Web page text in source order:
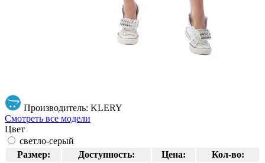
Производитель: KLERY
Смотреть все модели
Цвет
светло-серый
Размер:
Доступность: Цена:
Кол-во: